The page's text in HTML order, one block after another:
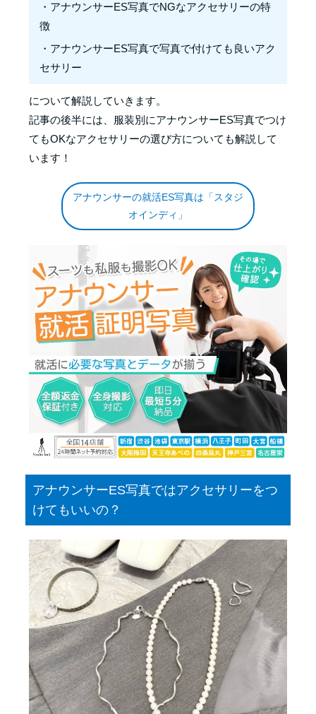
・アナウンサーES写真でNGなアクセサリーの特
徴
・アナウンサーES写真で写真で付けても良いアク
セサリー
について解説していきます。
記事の後半には、服装別にアナウンサーES写真でつけ
てもOKなアクセサリーの選び方についても解説して
います！
アナウンサーの就活ES写真は「スタジ
オインディ」
アナウンサーES写真ではアクセサリーをつ
けてもいいの？